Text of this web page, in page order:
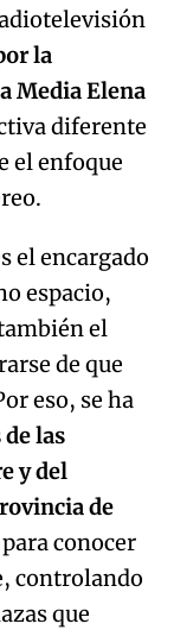
la
Media Elena
diferente
el enfoque
el encargado
espacio,
el
de que
eso, se ha
las
y del
de
para conocer
controlando
que